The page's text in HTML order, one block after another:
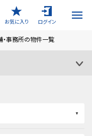
お気に入り
ログイン
事務所の物件一覧